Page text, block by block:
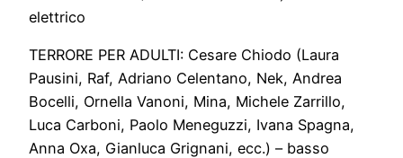
elettrico
TERRORE PER ADULTI: Cesare Chiodo (Laura
Pausini, Raf, Adriano Celentano, Nek, Andrea
Bocelli, Ornella Vanoni, Mina, Michele Zarrillo,
Luca Carboni, Paolo Meneguzzi, Ivana Spagna,
Anna Oxa, Gianluca Grignani, ecc.) – basso